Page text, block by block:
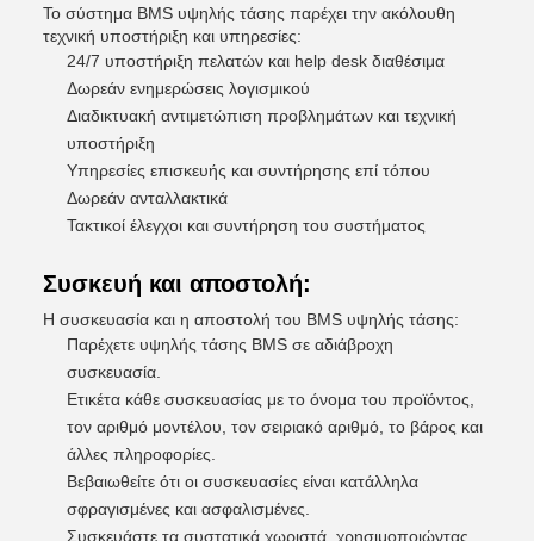
Το σύστημα BMS υψηλής τάσης παρέχει την ακόλουθη
τεχνική υποστήριξη και υπηρεσίες:
24/7 υποστήριξη πελατών και help desk διαθέσιμα
Δωρεάν ενημερώσεις λογισμικού
Διαδικτυακή αντιμετώπιση προβλημάτων και τεχνική
υποστήριξη
Υπηρεσίες επισκευής και συντήρησης επί τόπου
Δωρεάν ανταλλακτικά
Τακτικοί έλεγχοι και συντήρηση του συστήματος
Συσκευή και αποστολή:
Η συσκευασία και η αποστολή του BMS υψηλής τάσης:
Παρέχετε υψηλής τάσης BMS σε αδιάβροχη
συσκευασία.
Ετικέτα κάθε συσκευασίας με το όνομα του προϊόντος,
τον αριθμό μοντέλου, τον σειριακό αριθμό, το βάρος και
άλλες πληροφορίες.
Βεβαιωθείτε ότι οι συσκευασίες είναι κατάλληλα
σφραγισμένες και ασφαλισμένες.
Συσκευάστε τα συστατικά χωριστά, χρησιμοποιώντας